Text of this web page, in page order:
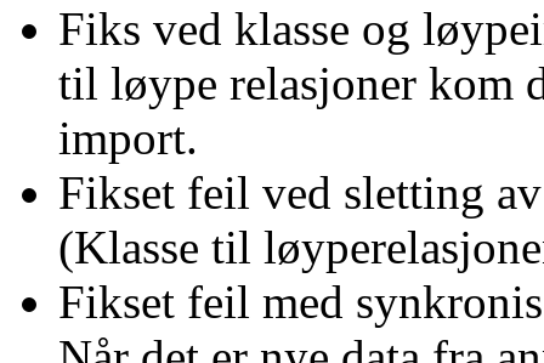
Fiks ved klasse og
til løype relasjoner kom
import.
Fikset feil ved sletting
(Klasse til
Fikset feil med